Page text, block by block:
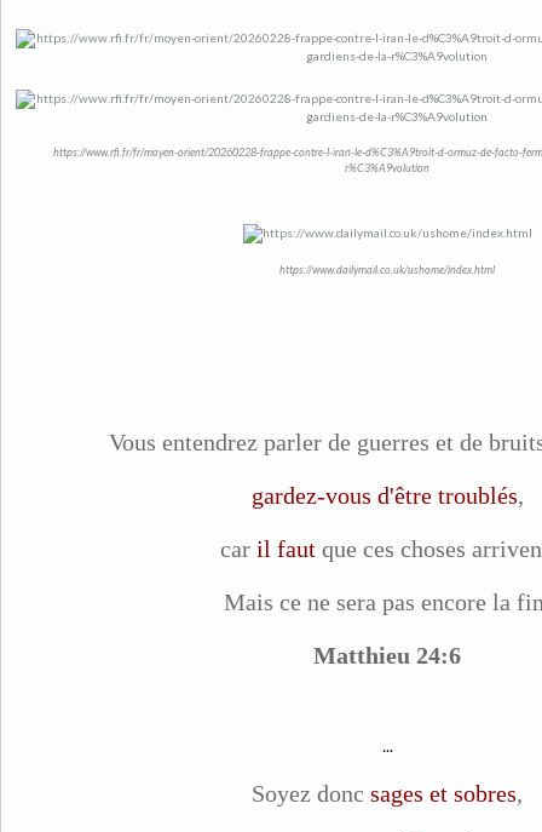
https://www.rfi.fr/fr/moyen-orient/20260228-frappe-contre-l-iran-le-d%C3%A9troit-d-ormuz-de-facto-
r%C3%A9volution
https://www.dailymail.co.uk/ushome/index.html
Vous entendrez parler de guerres et de
gardez-vous d'être troublés,
caril faut que ces choses
Mais ce ne sera pas encore la
Matthieu 24:6
...
Soyez donc sages et sobres,